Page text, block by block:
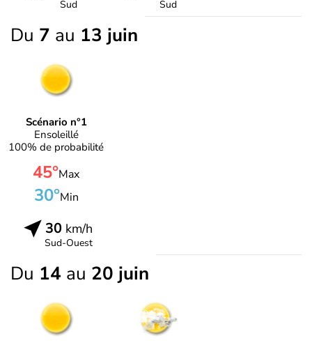
Sud Sud
Du 7 au 13 juin
Scénario n°1
Ensoleillé
100% de probabilité
45°Max
30°Min
30km/h
Sud-Ouest
Du 14 au 20 juin